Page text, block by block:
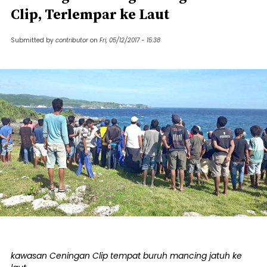
Clip, Terlempar ke Laut
Submitted by contributor on Fri, 05/12/2017 - 15:38
kawasan Ceningan Clip tempat buruh mancing jatuh ke